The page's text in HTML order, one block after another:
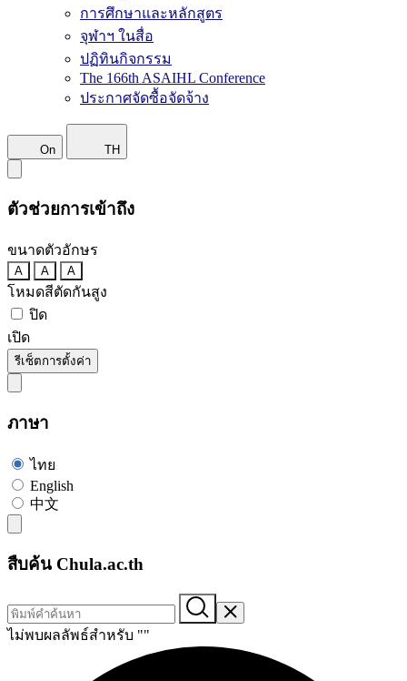
การศึกษาและหลักสูตร
จุฬาฯ ในสื่อ
ปฏิทินกิจกรรม
The 166th ASAIHL Conference
ประกาศจัดซื้อจัดจ้าง
On TH
ตัวช่วยการเข้าถึง
ขนาดตัวอักษร
A A A
โหมดสีตัดกันสูง
ปิด
เปิด
รีเซ็ตการตั้งค่า
ภาษา
ไทย
English
中文
สืบค้น Chula.ac.th
ไม่พบผลลัพธ์สำหรับ ""